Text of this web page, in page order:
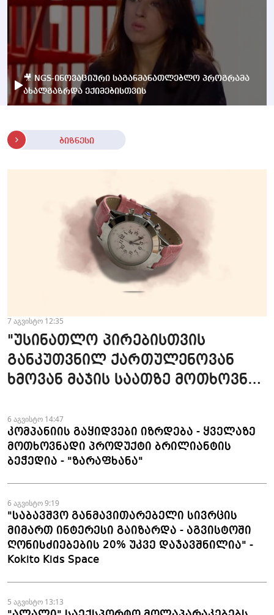
🎥 NGS-ინოვაციური საგანმანათლებლო პროგრამა
ახალგაზრდა ექიმებისთვის
ბიზნესი
7 აგვისტო 12:35
"უსინათლო პირებისთვის
განკუთვნილ ქართულენოვან
ხმოვან მაჯის საათზე მოთხოვნა
6 აგვისტო 14:47
კომპანიის გაყიდვები იზრდება - ყველაზე
მოთხოვნადი პროდუქტი ბრილიანტის
ბეჭედია - "ზარაფხანა"
6 აგვისტო 9:19
"საბავშვო განმავითარებელი სივრცის
მიმართ ინტერესი გაიზარდა - აგვისტოში
ღონისძიებების 20% უკვე დაჯავშნილია" -
Kokito Kids Space
5 აგვისტო 13:13